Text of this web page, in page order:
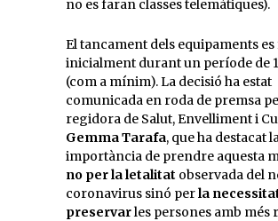
no es faran classes telemàtiques).
El tancament dels equipaments es
inicialment durant un període de
(com a mínim). La decisió ha estat
comunicada en roda de premsa
regidora de Salut, Envelliment i
Gemma Tarafa, que ha destacat la
importància de prendre aquesta
no per la letalitat observada del
coronavirus sinó perla
preservarles persones amb més